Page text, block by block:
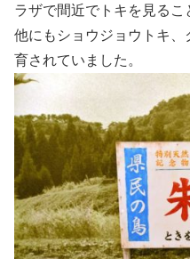
ラザで間近でトキを見るこ
他にもショウジョウトキ
育されていました。